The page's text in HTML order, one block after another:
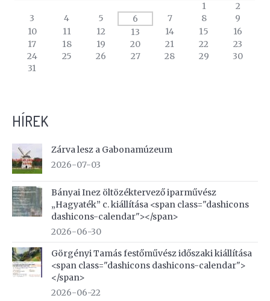
calendar
events
1
2
3
4 5 6 7 8
9
10
11 12 13 14 15
16
17
18 19 20 21 22
23
24
25 26 27 28 29
30
31
HÍREK
Zárva lesz a Gabonamúzeum
2026-07-03
Bányai Inez öltözéktervező iparművész
„Hagyaték” c. kiállítása <span class="dashicons
dashicons-calendar"></span>
2026-06-30
Görgényi Tamás festőművész időszaki kiállítása
<span class="dashicons dashicons-calendar">
</span>
2026-06-22